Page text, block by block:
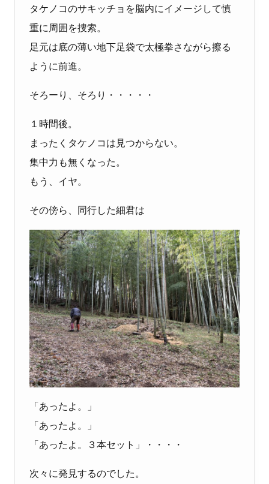
タケノコのサキッチョを脳内にイメージして慎
重に周囲を捜索。
足元は底の薄い地下足袋で太極拳さながら擦る
ように前進。
そろーり、そろり・・・・・
１時間後。
まったくタケノコは見つからない。
集中力も無くなった。
もう、イヤ。
その傍ら、同行した細君は
「あったよ。」
「あったよ。」
「あったよ。３本セット」・・・・
次々に発見するのでした。